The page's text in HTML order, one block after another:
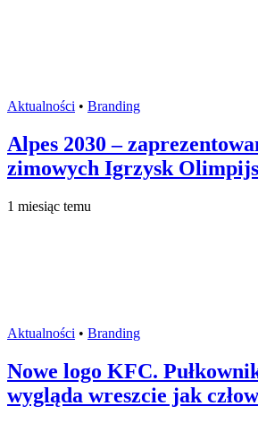
Aktualności • Branding
Alpes 2030 –
zimowych Igrzysk
1 miesiąc temu
Aktualności • Branding
Nowe logo KFC.
wygląda wreszcie jak